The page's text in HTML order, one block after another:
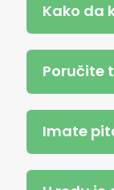
Kako da
Poručite
Imate